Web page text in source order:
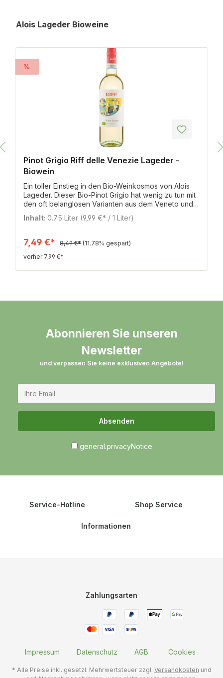
Produktgalerie überspringen
Alois Lageder Bioweine
%
Pinot Grigio Riff delle Venezie Lageder -
Biowein
Ein toller Einstieg in den Bio-Weinkosmos von Alois
Lageder. Dieser Bio-Pinot Grigio hat wenig zu tun mit
den oft belanglosen Varianten aus dem Veneto und
entspricht hinsichtlich Stilistik und Machart mehr dem
modernen Bio-Grauburgunder aus den nördlichen
und Melonen, am Gaumen eine ausgeprägte
Intensität mit viel frischer Frucht und einer sehr
charmanten Cremigkeit.
Inhalt: 0.75 Liter (9,99 €* / 1 Liter)
7,49 €* 8,49 €* (11.78% gespart)
vorher 7,99 €*
Abonnieren Sie unseren
Newsletter
und verpassen Sie keine exklusiven Angebote!
Absenden
general.privacyNotice
Service-Hotline Shop Service
Informationen
Zahlungsarten
Impressum Datenschutz AGB Cookies
* Alle Preise inkl. gesetzl. Mehrwertsteuer zzgl. Versandkosten und